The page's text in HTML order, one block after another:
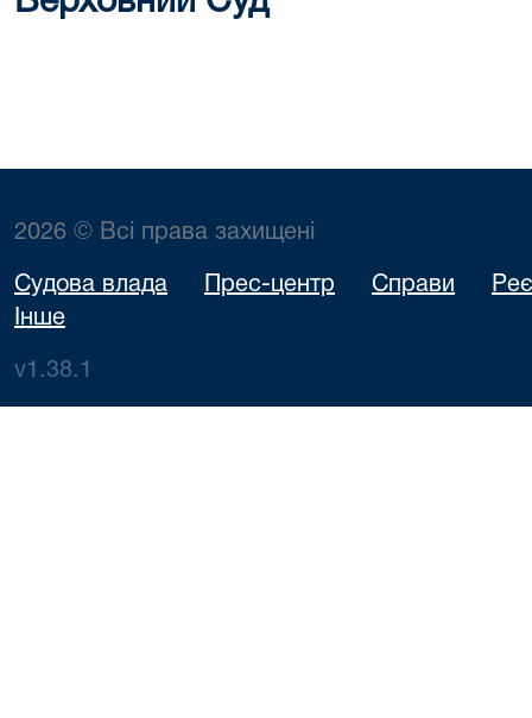
2026 © Всі права захищені
Судова влада Прес-центр Справи
Інше
v1.38.1